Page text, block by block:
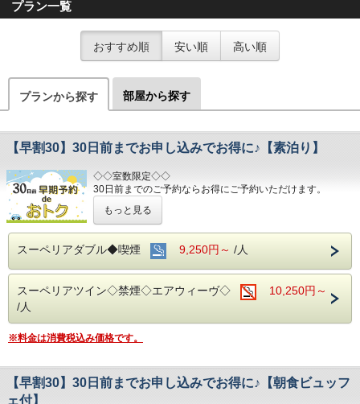
プラン一覧
おすすめ順 安い順 高い順
プランから探す 部屋から探す
【早割30】30日前までお申し込みでお得に♪【素泊り】
◇◇室数限定◇◇
30日前までのご予約ならお得にご予約いただけます。
☆先のご予定がお決まりのお客様には断然オトク☆
アルコール消毒を行っております。
当ホテルの客室は窓が開放出来る為、簡単に空気を入れ替
清掃時は常に換気をして新鮮な空気に入れ替えておりま
す。
～ビジネス・旅行に最高のロケーション～
JR名古屋駅から徒歩４分
もっと見る
スーペリアダブル◆喫煙 9,250円～ /人
スーペリアツイン◇禁煙◇エアウィーヴ◇
10,250円～
/人
※料金は消費税込み価格です。
【早割30】30日前までお申し込みでお得に♪【朝食ビュッフ
ェ付】